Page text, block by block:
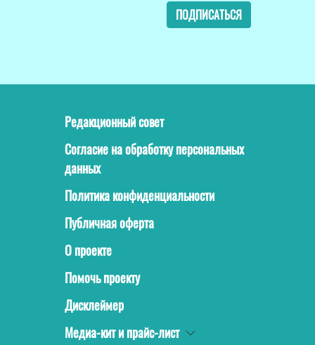
ПОДПИСАТЬСЯ
Редакционный совет
Согласие на обработку персональных
данных
Политика конфиденциальности
Публичная оферта
О проекте
Помочь проекту
Дисклеймер
Медиа-кит и прайс-лист